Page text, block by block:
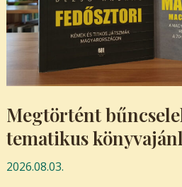
Megtörtént
tematikus
2026.08.03.